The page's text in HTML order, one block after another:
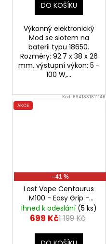
DO KOŠÍKU
Výkonný elektronický
Mod se slotem na
baterii typu 18650.
Rozměry: 92.7 x 38 x 26
mm, výstupní výkon: 5 -
100 W,...
Kód: 6941881811146
AKCE
–41 %
Lost Vape Centaurus
M100 - Easy Grip -
Interstellar100W Mod
Ihned k odeslání (5 ks)
699 Kč1 199 Kč